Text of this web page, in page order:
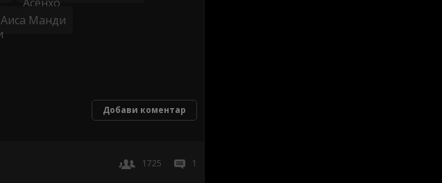
Аиса Манди
Добави коментар
1725 1